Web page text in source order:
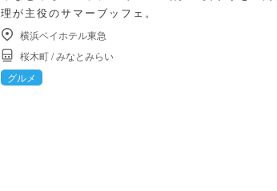
理が主役のサマーブッフェ。
横浜ベイホテル東急
桜木町/みなとみらい
グルメ